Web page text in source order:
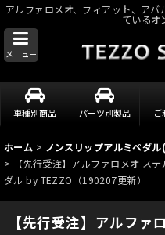
アルファロメオ、フィアット、ア
ているオ
メニュー
車種別商品 パーツ別製品 ご
ホーム > ノンスリップアルミペダ
>
【先行受注】アルファロメオ ス
ダル by TEZZO（190207更新）
【先行受注】アルファ